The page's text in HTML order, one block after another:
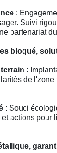
:
Suivi
partenariat
bloqué,
:
de
: Souci
actions pour